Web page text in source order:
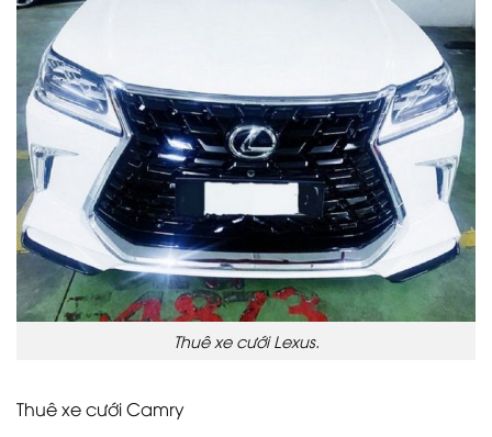
Thuê xe cưới Lexus.
Thuê xe cưới Camry